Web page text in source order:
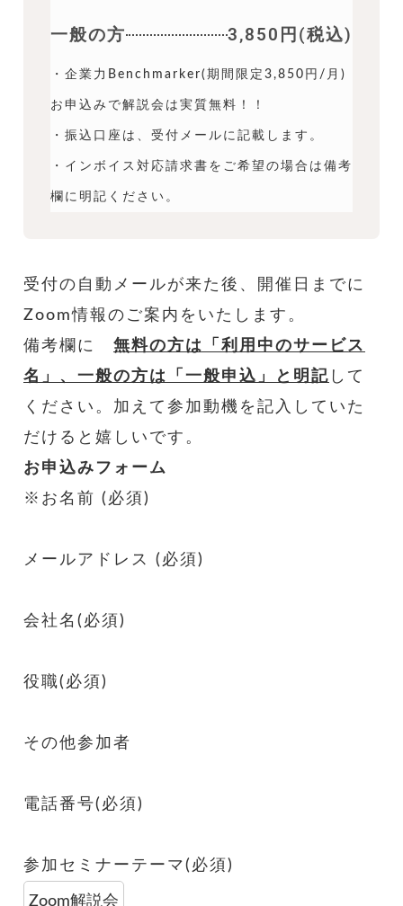
一般の方 3,850円(税込)
・企業力Benchmarker(期間限定3,850円/月)
お申込みで解説会は実質無料！！
・振込口座は、受付メールに記載します。
・インボイス対応請求書をご希望の場合は備考
欄に明記ください。
受付の自動メールが来た後、開催日までに
Zoom情報のご案内をいたします。
備考欄に 無料の方は「利用中のサービス
名」、一般の方は「一般申込」と明記 して
ください。加えて 参加動機を記入していた
だけると嬉しいです。
お申込みフォーム
※お名前 (必須)
メールアドレス (必須)
会社名(必須)
役職(必須)
その他参加者
電話番号(必須)
参加セミナーテーマ(必須)